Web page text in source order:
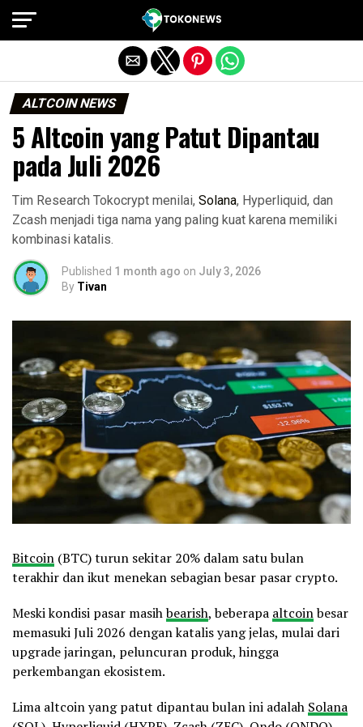
ALTCOIN NEWS
5 Altcoin yang Patut Dipantau
pada Juli 2026
Tim Research Tokocrypt menilai, Solana, Hyperliquid, dan
Zcash menjadi tiga nama yang paling kuat karena memiliki
kombinasi katalis.
Published 1 month ago on July 3, 2026
By Tivan
Bitcoin (BTC) turun sekitar 20% dalam satu bulan
terakhir dan ikut menekan sebagian besar pasar crypto.
Meski kondisi pasar masihbearish, beberapa altcoinbesar
memasuki Juli 2026 dengan katalis yang jelas, mulai dari
upgrade jaringan, peluncuran produk, hingga
perkembangan ekosistem.
Lima altcoin yang patut dipantau bulan ini adalah Solana
Exit mobile version